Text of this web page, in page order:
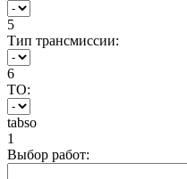
5
Тип трансмиссии:
6
ТО:
tabso
1
Выбор работ: